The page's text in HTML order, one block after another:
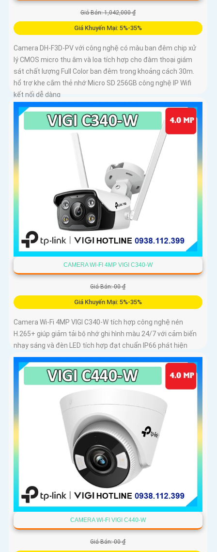
Giá Bán: 1,042,000 ₫
Giá Khuyến Mại: 5%-35%
Camera DH-F3D-PV với công nghệ có màu ban đêm chip xử
lý CMOS micro thu âm và loa tích hợp cho đàm thoại giám
sát chất lượng Full Color ban đêm trong khoảng cách 30m.
hổ trợ khe cắm thẻ nhớ Micro SD 256GB công nghệ IP Wifi
kết nối dễ dàng
CAMERA WI-FI 4MP VIGI C340-W
Giá Bán: 00 ₫
Giá Khuyến Mại: 5%-35%
Camera Wi-Fi 4MP VIGI C340-W tích hợp công nghệ nén
H.265+ giúp giảm tải bộ nhớ ghi hình màu 24/7 với cảm biến
nhạy sáng và đèn LED tích hợp đạt chuẩn IP66 phát hiện
chuyển động phát hiện con người vượt ranh giới xâm nhập
giả mạo kiểm soát toàn bộ từ xa bằng VIGI App
CAMERA WI-FI VIGI C440-W
Giá Bán: 00 ₫